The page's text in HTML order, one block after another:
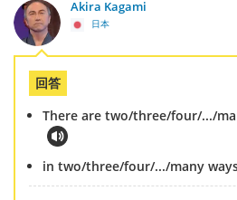
Akira Kagami
日本
回答
There are two/three/four/.../
in two/three/four/.../many